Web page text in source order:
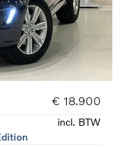
€ 18.900
incl. BTW